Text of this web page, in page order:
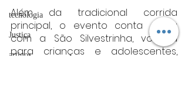
tecnologia
Justiça
artigos
Além da tradicional corrida
principal, o evento conta ainda
com a São Silvestrinha, voltada
para crianças e adolescentes,